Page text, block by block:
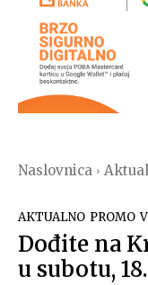
Naslovnica
AKTUALNO PROMO
Dođite na
u subotu,